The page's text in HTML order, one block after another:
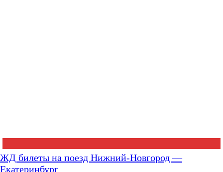
ЖД билеты на поезд Нижний-Новгород —
Екатеринбург